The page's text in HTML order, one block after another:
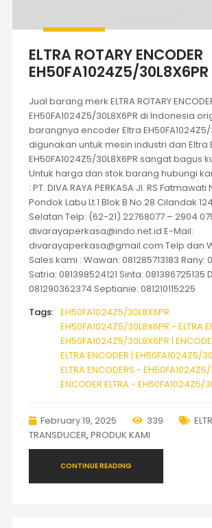
ELTRA ROTARY ENCODER
EH50FA1024Z5/30L8X6PR
Jual barang merk ELTRA ROTARY
EH50FA1024Z5/30L8X6PR di Indonesia
barangnya encoder Eltra EH50FA1024Z5/
digunakan untuk mesin industri dan Eltra
EH50FA1024Z5/30L8X6PR sangat bagus
Untuk harga dan stok barang hubungi
: PT. DIVA RAYA PERKASA Jl. RS
Pondok Labu Lt.1 Blok B No.28 Cilandak
Selatan Telp: (62-21) 22768077 – 2904
divarayaperkasa@indo.net.id E-Mail:
divarayaperkasa@gmail.com Telp dan
Sales kami : Wawan: 081285713183 Rany:
Satria: 081398524121 Sinta: 081386725135
081290362374 Septianie: 081210115225
Tags: EH50FA1024Z5/30L8X6PR
EH50FA1024Z5/30L8X6PR - ELTRA
EH50FA1024Z5/30L8X6PR |
ELTRA ENCODER | EH50FA1024Z5/
ELTRA ENCODERS -
ENCODER ELTRA - EH50FA1024Z5/
February 19, 2025 339
TRANSDUCER, PRODUK KAMI
CONTINUE READING